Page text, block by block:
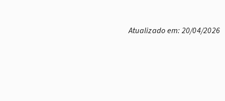
Atualizado em: 20/04/2026